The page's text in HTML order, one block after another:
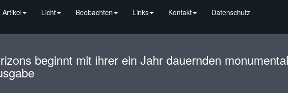
Artikel Licht Beobachten Links Kontakt Datenschutz
beginnt mit ihrer ein Jahr dauernden